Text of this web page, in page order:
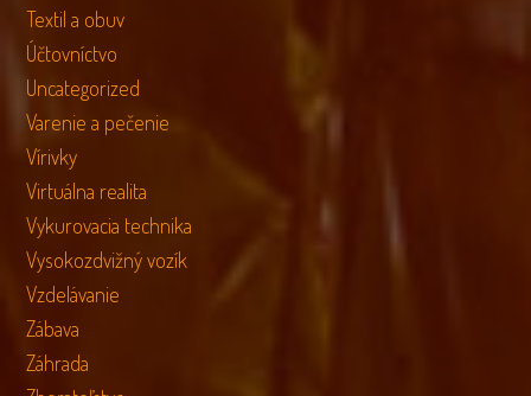
Textil a obuv
Účtovníctvo
Uncategorized
Varenie a pečenie
Vírivky
Virtuálna realita
Vykurovacia technika
Vysokozdvižný vozík
Vzdelávanie
Zábava
Záhrada